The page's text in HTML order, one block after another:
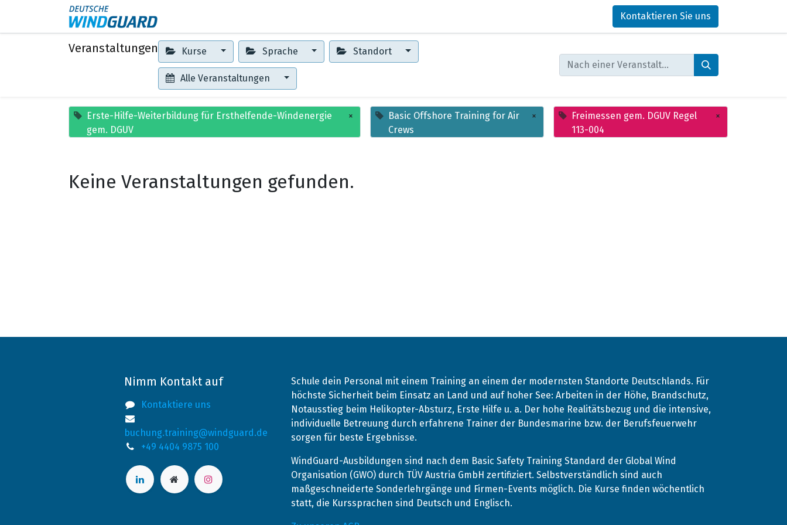
Kontaktieren Sie uns
Veranstaltungen Kurse Sprache Standort
Alle Veranstaltungen
Erste-Hilfe-Weiterbildung für Ersthelfende-Windenergie
gem. DGUV
×
Basic Offshore Training for Air
Crews
×
Freimessen gem. DGUV Regel
113-004
×
Keine Veranstaltungen gefunden.
Nimm Kontakt auf
Kontaktiere uns
buchung.training@windguard.de
+49 4404 9875 100
Schule dein Personal mit einem Training an einem der modernsten Standorte Deutschlands. Für
höchste Sicherheit beim Einsatz an Land und auf hoher See: Arbeiten in der Höhe, Brandschutz,
Notausstieg beim Helikopter-Absturz, Erste Hilfe u. a. Der hohe Realitätsbezug und die intensive,
individuelle Betreuung durch erfahrene Trainer der Bundesmarine bzw. der Berufsfeuerwehr
sorgen für beste Ergebnisse.
WindGuard-Ausbildungen sind nach dem Basic Safety Training Standard der Global Wind
Organisation (GWO) durch TÜV Austria GmbH zertifiziert. Selbstverständlich sind auch
maßgeschneiderte Sonderlehrgänge und Firmen-Events möglich. Die Kurse finden wöchentlich
statt, die Kurssprachen sind Deutsch und Englisch.